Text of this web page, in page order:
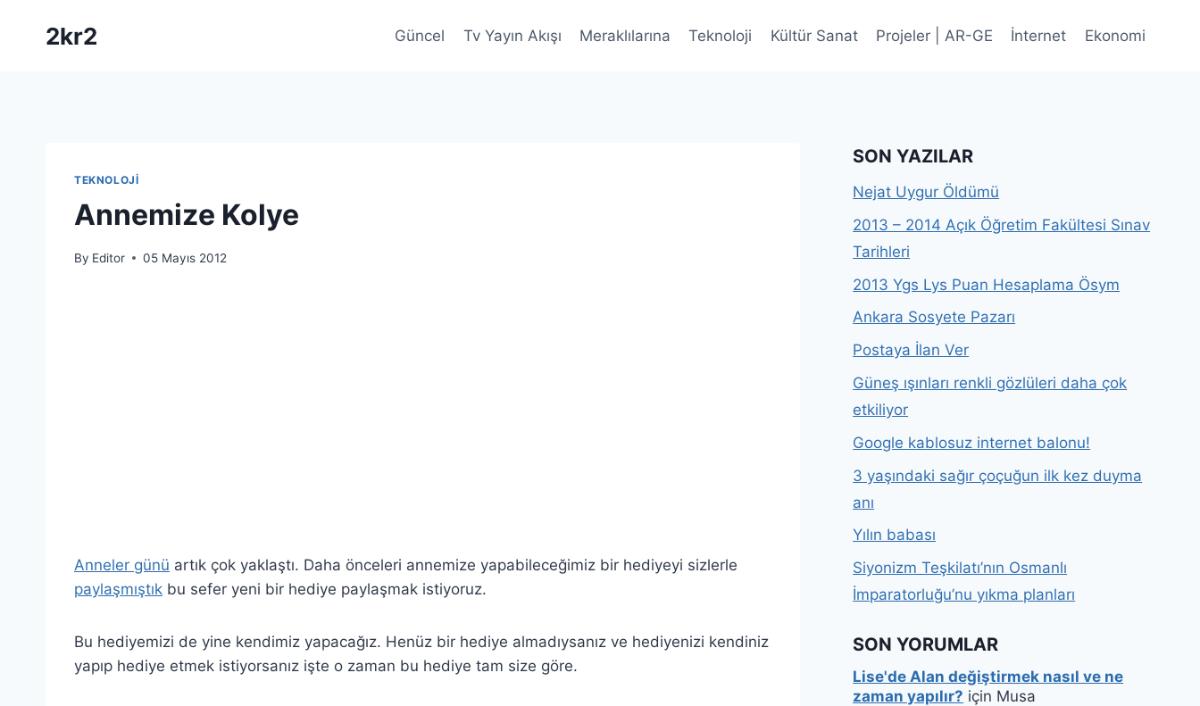
2kr2 Güncel Tv Yayın Akışı Meraklılarına Teknoloji Kültür Sanat Projeler | AR-GE İnternet Ekonomi
TEKNOLOJI
Annemize Kolye
By Editor 05 Mayıs 2012
Anneler günü artık çok yaklaştı. Daha önceleri annemize yapabileceğimiz bir hediyeyi sizlerle
paylaşmıştık bu sefer yeni bir hediye paylaşmak istiyoruz.
Bu hediyemizi de yine kendimiz yapacağız. Henüz bir hediye almadıysanız ve hediyenizi kendiniz
yapıp hediye etmek istiyorsanız işte o zaman bu hediye tam size göre.
SON YAZILAR
Nejat Uygur Öldümü
2013 – 2014 Açık Öğretim Fakültesi Sınav
Tarihleri
2013 Ygs Lys Puan Hesaplama Ösym
Ankara Sosyete Pazarı
Postaya İlan Ver
Güneş ışınları renkli gözlüleri daha çok
etkiliyor
Google kablosuz internet balonu!
3 yaşındaki sağır çoçuğun ilk kez duyma
anı
Yılın babası
Siyonizm Teşkilatı’nın Osmanlı
İmparatorluğu’nu yıkma planları
SON YORUMLAR
Lise'de Alan değiştirmek nasıl ve ne
zaman yapılır? için Musa